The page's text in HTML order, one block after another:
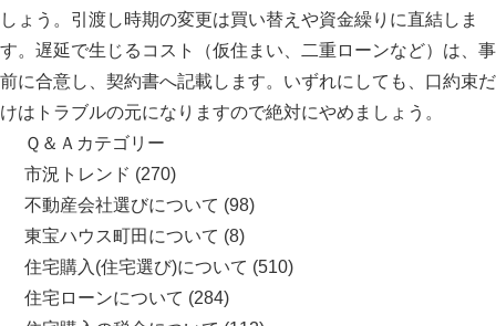
しょう。引渡し時期の変更は買い替えや資金繰りに直結しま
す。遅延で生じるコスト（仮住まい、二重ローンなど）は、事
前に合意し、契約書へ記載します。いずれにしても、口約束だ
けはトラブルの元になりますので絶対にやめましょう。
Ｑ＆Ａカテゴリー
市況トレンド (270)
不動産会社選びについて (98)
東宝ハウス町田について (8)
住宅購入(住宅選び)について (510)
住宅ローンについて (284)